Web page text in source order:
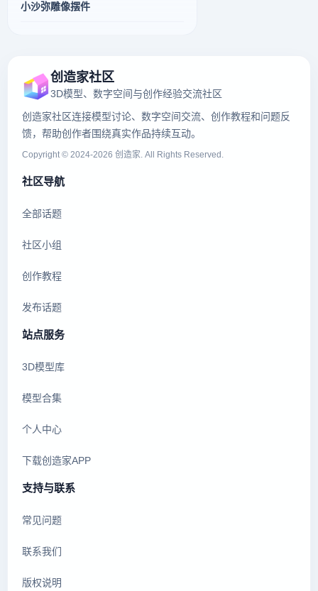
小沙弥雕像摆件
创造家社区
3D模型、数字空间与创作经验交流社区
创造家社区连接模型讨论、数字空间交流、创作教程和问题反
馈，帮助创作者围绕真实作品持续互动。
Copyright © 2024-2026 创造家. All Rights Reserved.
社区导航
全部话题
社区小组
创作教程
发布话题
站点服务
3D模型库
模型合集
个人中心
下载创造家APP
支持与联系
常见问题
联系我们
版权说明